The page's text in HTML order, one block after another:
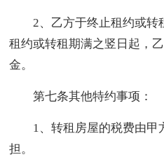
2、乙方于终止租约或转
租约或转租期满之竖日起，
金。
第七条其他特约事项：
1、转租房屋的税费由甲
担。